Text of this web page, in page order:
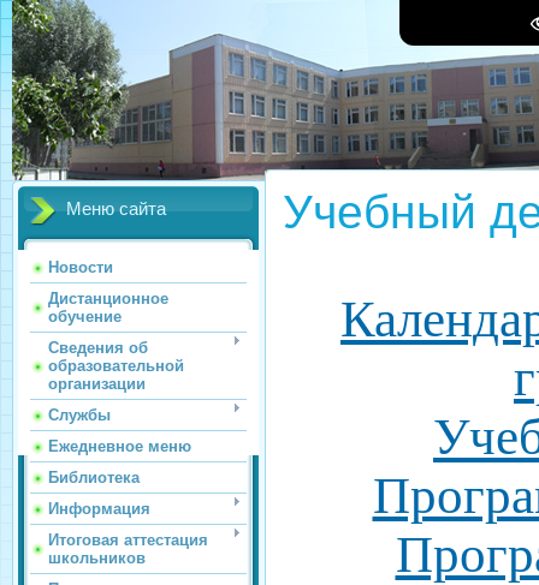
Меню сайта
Новости
Дистанционное
обучение
Сведения об
образовательной
организации
Службы
Ежедневное меню
Библиотека
Информация
Итоговая аттестация
школьников
Учебный